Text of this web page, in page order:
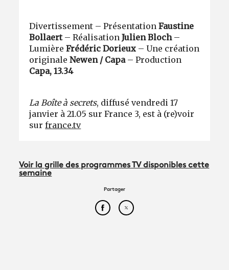
Divertissement – PrésentationFaustine
Bollaert– RéalisationJulien Bloch–
LumièreFrédéric Dorieux – Une création
originaleNewen / Capa– Production
Capa, 13.34
La Boîte à secrets, diffusé vendredi 17
janvier à 21.05 sur France 3, est à (re)voir
surfrance.tv
Voir la grille des programmes TV disponibles cette
semaine
Partager
Partager cet article sur
Partager cet article sur